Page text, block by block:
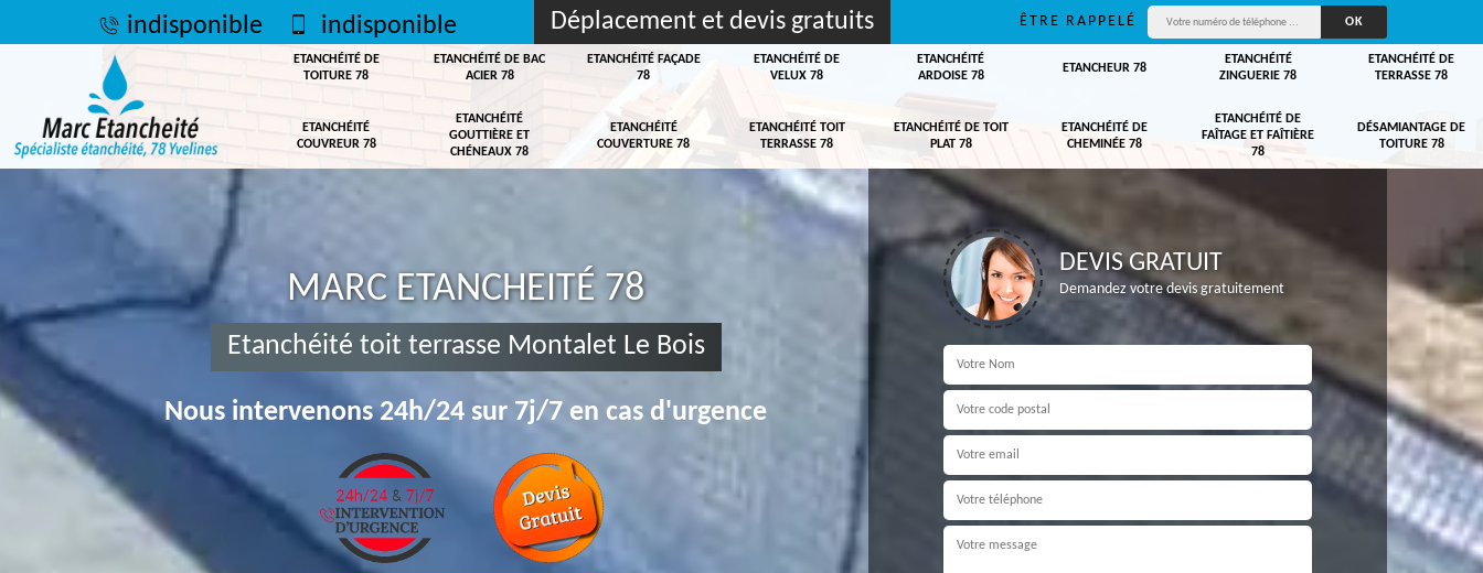
indisponible indisponible Déplacement et devis gratuits ÊTRE RAPPELÉ
ETANCHÉITÉ DE
TOITURE 78
ETANCHÉITÉ DE BAC
ACIER 78
ETANCHÉITÉ FAÇADE
78
ETANCHÉITÉ DE
VELUX 78
ETANCHÉITÉ
ARDOISE 78
ETANCHEUR 78
ETANCHÉITÉ
ZINGUERIE 78
ETANCHÉITÉ DE
TERRASSE 78
ETANCHÉITÉ
COUVREUR 78
ETANCHÉITÉ
GOUTTIÈRE ET
CHÉNEAUX 78
ETANCHÉITÉ
COUVERTURE 78
ETANCHÉITÉ TOIT
TERRASSE 78
ETANCHÉITÉ DE TOIT
PLAT 78
ETANCHÉITÉ DE
CHEMINÉE 78
ETANCHÉITÉ DE
FAÎTAGE ET FAÎTIÈRE
78
DÉSAMIANTAGE DE
TOITURE 78
MARC ETANCHEITÉ 78
Etanchéité toit terrasse Montalet Le Bois
Nous intervenons 24h/24 sur 7j/7 en cas d'urgence
DEVIS GRATUIT
Demandez votre devis gratuitement